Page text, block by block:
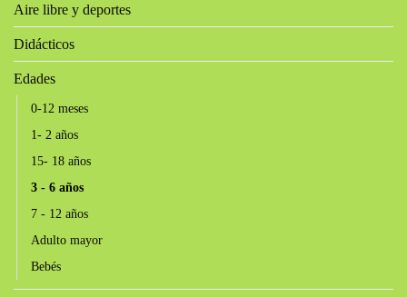
Aire libre y deportes
Didácticos
Edades
0-12 meses
1- 2 años
15- 18 años
3 - 6 años
7 - 12 años
Adulto mayor
Bebés